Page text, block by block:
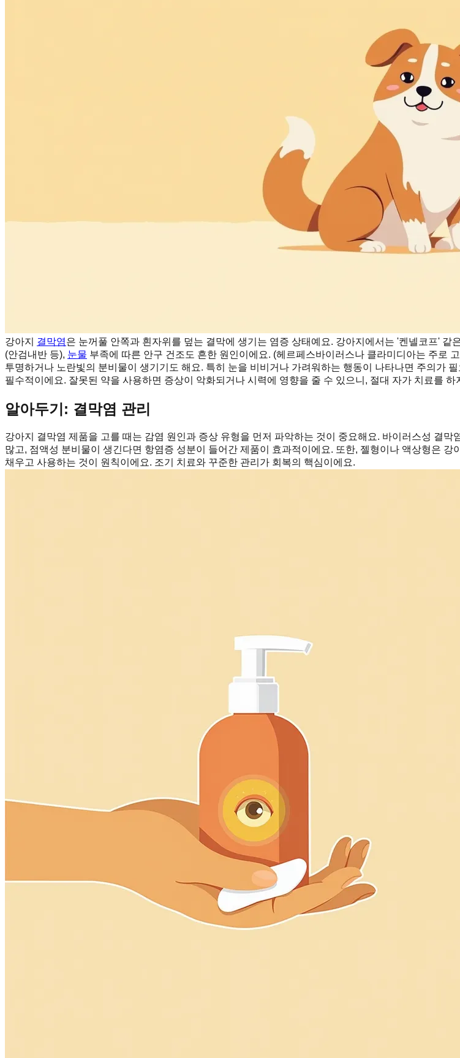
강아지 결막염은 눈꺼풀 안쪽과 흰자위를 덮는 결막에 생기는 염증 상태예요. 강아지에서는 '켄넬코프'
(안검내반 등), 눈물 부족에 따른 안구 건조도 흔한 원인이에요. (헤르페스바이러스나 클라미디아는 주로
투명하거나 노란빛의 분비물이 생기기도 해요. 특히 눈을 비비거나 가려워하는 행동이 나타나면 주의가
필수적이에요. 잘못된 약을 사용하면 증상이 악화되거나 시력에 영향을 줄 수 있으니, 절대 자가 치료를 하
알아두기: 결막염 관리
강아지 결막염 제품을 고를 때는 감염 원인과 증상 유형을 먼저 파악하는 것이 중요해요. 바이러스성 결
많고, 점액성 분비물이 생긴다면 항염증 성분이 들어간 제품이 효과적이에요. 또한, 젤형이나 액상형은
채우고 사용하는 것이 원칙이에요. 조기 치료와 꾸준한 관리가 회복의 핵심이에요.